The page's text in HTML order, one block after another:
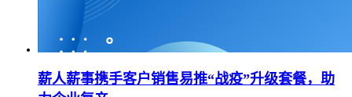
薪人薪事携手客户销售易推“战疫”升级套餐，助